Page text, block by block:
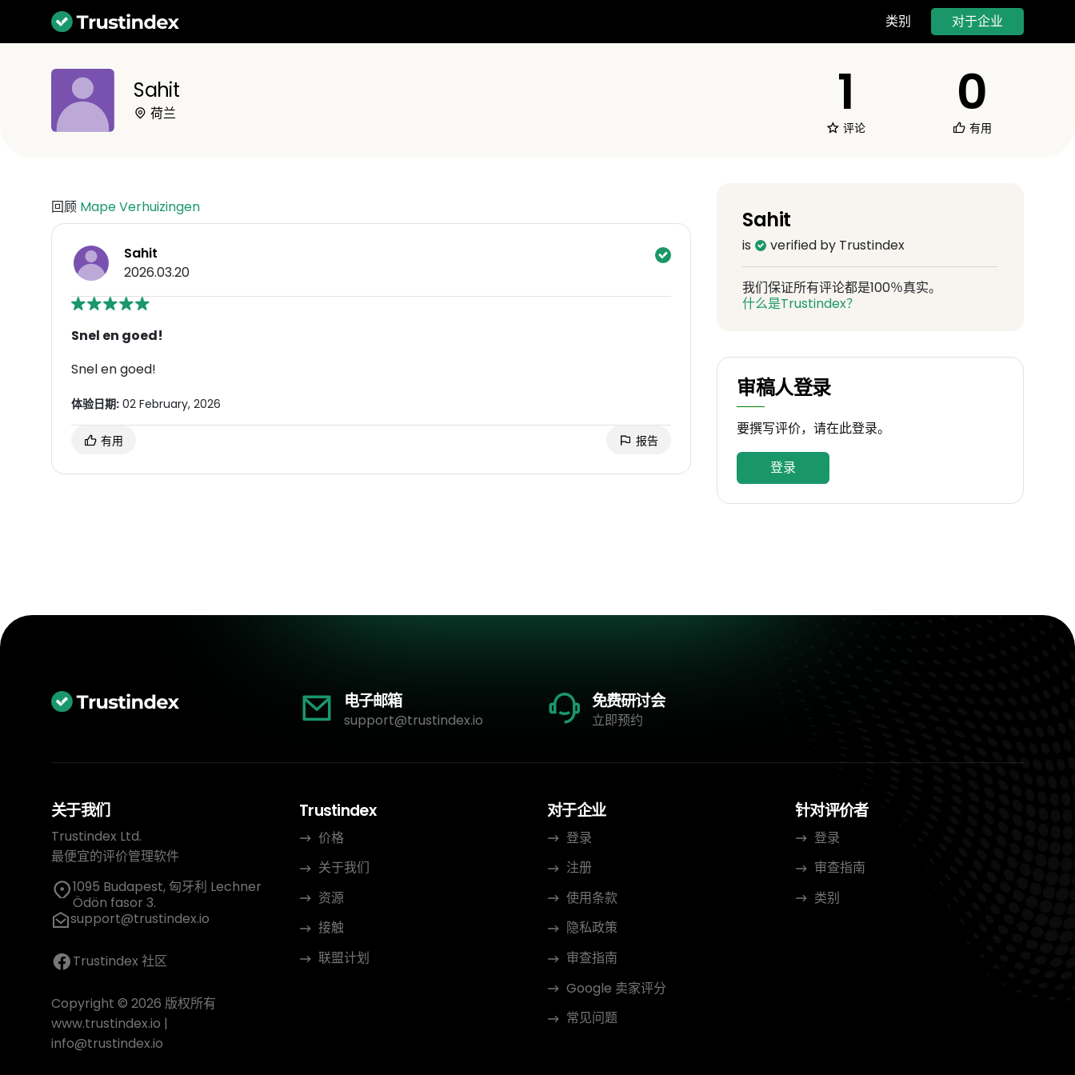
类别 对于企业
Sahit
荷兰 1
评论
0
有用
回顾 Mape Verhuizingen
Sahit
2026.03.20
Snel en goed!
Snel en goed!
体验日期: 02 February, 2026
有用 报告
Sahit
is verified by Trustindex
我们保证所有评论都是100％真实。
什么是Trustindex？
审稿人登录
要撰写评价，请在此登录。
登录
电子邮箱
support@trustindex.io
免费研讨会
立即预约
关于我们
Trustindex Ltd.
最便宜的评价管理软件
1095 Budapest, 匈牙利 Lechner
Ödön fasor 3.
support@trustindex.io
Trustindex 社区
Copyright © 2026 版权所有
www.trustindex.io |
info@trustindex.io
Trustindex
价格
关于我们
资源
接触
联盟计划
对于企业
登录
注册
使用条款
隐私政策
审查指南
Google 卖家评分
常见问题
针对评价者
登录
审查指南
类别